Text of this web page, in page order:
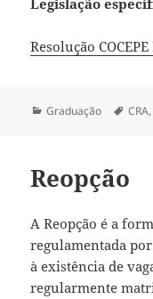
Resolução COCEPE
Categorias
Graduação Tags
CRA
Reopção
A Reopção é a
regulamentada
à existência de
regularmente